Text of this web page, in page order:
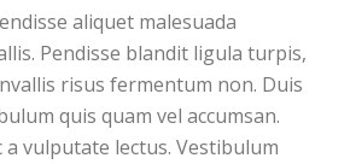
aliquet malesuada
Pendisse blandit ligula turpis,
risus fermentum non. Duis
quis quam vel accumsan.
a vulputate lectus. Vestibulum